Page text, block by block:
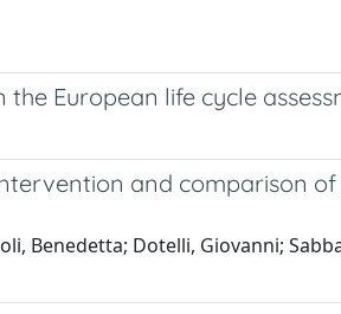
European life cycle
and comparison
Benedetta; Dotelli, Giovanni;